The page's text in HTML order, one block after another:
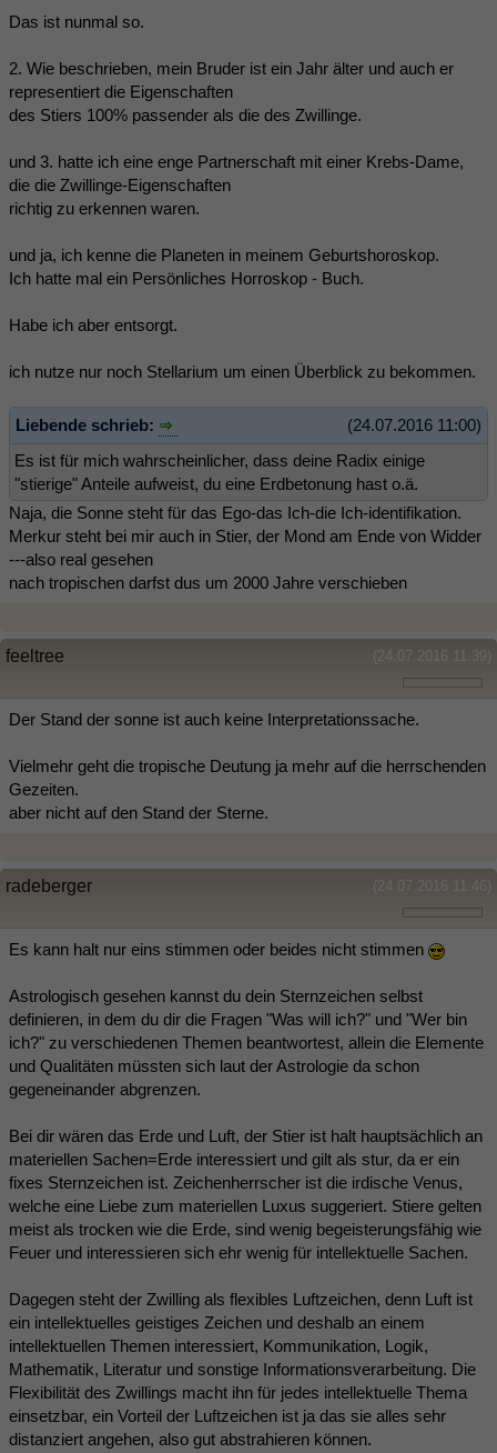
Das ist nunmal so.
2. Wie beschrieben, mein Bruder ist ein Jahr älter und auch er
representiert die Eigenschaften
des Stiers 100% passender als die des Zwillinge.
und 3. hatte ich eine enge Partnerschaft mit einer Krebs-Dame,
die die Zwillinge-Eigenschaften
richtig zu erkennen waren.
und ja, ich kenne die Planeten in meinem Geburtshoroskop.
Ich hatte mal ein Persönliches Horroskop - Buch.
Habe ich aber entsorgt.
ich nutze nur noch Stellarium um einen Überblick zu bekommen.
(24.07.2016 11:00)
Liebende schrieb:
Es ist für mich wahrscheinlicher, dass deine Radix einige
"stierige" Anteile aufweist, du eine Erdbetonung hast o.ä.
Naja, die Sonne steht für das Ego-das Ich-die Ich-identifikation.
Merkur steht bei mir auch in Stier, der Mond am Ende von Widder
---also real gesehen
nach tropischen darfst dus um 2000 Jahre verschieben
(24.07.2016 11:39)
feeltree
Der Stand der sonne ist auch keine Interpretationssache.
Vielmehr geht die tropische Deutung ja mehr auf die herrschenden
Gezeiten.
aber nicht auf den Stand der Sterne.
(24.07.2016 11:46)
radeberger
Es kann halt nur eins stimmen oder beides nicht stimmen
Astrologisch gesehen kannst du dein Sternzeichen selbst
definieren, in dem du dir die Fragen "Was will ich?" und "Wer bin
ich?" zu verschiedenen Themen beantwortest, allein die Elemente
und Qualitäten müssten sich laut der Astrologie da schon
gegeneinander abgrenzen.
Bei dir wären das Erde und Luft, der Stier ist halt hauptsächlich an
materiellen Sachen=Erde interessiert und gilt als stur, da er ein
fixes Sternzeichen ist. Zeichenherrscher ist die irdische Venus,
welche eine Liebe zum materiellen Luxus suggeriert. Stiere gelten
meist als trocken wie die Erde, sind wenig begeisterungsfähig wie
Feuer und interessieren sich ehr wenig für intellektuelle Sachen.
Dagegen steht der Zwilling als flexibles Luftzeichen, denn Luft ist
ein intellektuelles geistiges Zeichen und deshalb an einem
intellektuellen Themen interessiert, Kommunikation, Logik,
Mathematik, Literatur und sonstige Informationsverarbeitung. Die
Flexibilität des Zwillings macht ihn für jedes intellektuelle Thema
einsetzbar, ein Vorteil der Luftzeichen ist ja das sie alles sehr
distanziert angehen, also gut abstrahieren können.